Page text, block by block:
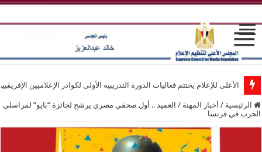
الأعلى للإعلام يختتم فعاليات الدورة التدريبية الأولى لكوادر الإعلاميين
الرئيسية / أخبار المهنة / العميد .. أول صحفي مصري يرشح لجائزة “بايو” لمراسلي
الحرب في فرنسا